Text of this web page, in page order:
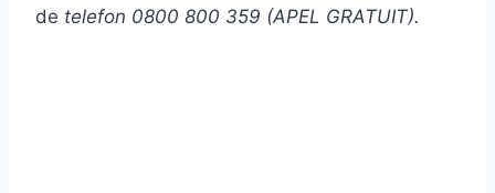
de telefon 0800 800 359 (APEL GRATUIT).